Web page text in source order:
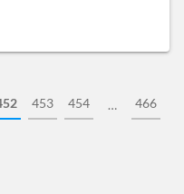
453 454 … 466